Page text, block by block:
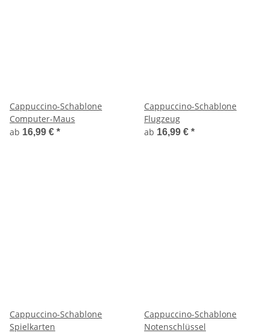
Cappuccino-Schablone
Computer-Maus
ab 16,99 € *
Cappuccino-Schablone
Flugzeug
ab 16,99 € *
Cappuccino-Schablone
Spielkarten
Cappuccino-Schablone
Notenschlüssel